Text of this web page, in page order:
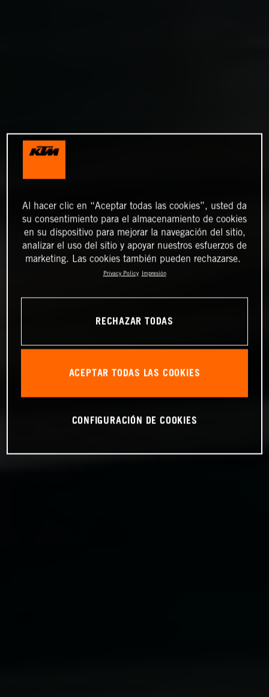
Al hacer clic en “Aceptar todas las cookies”, usted da
su consentimiento para el almacenamiento de cookies
en su dispositivo para mejorar la navegación del sitio,
analizar el uso del sitio y apoyar nuestros esfuerzos de
marketing. Las cookies también pueden rechazarse.
Privacy Policy Impresión
RECHAZAR TODAS
ACEPTAR TODAS LAS COOKIES
CONFIGURACIÓN DE COOKIES